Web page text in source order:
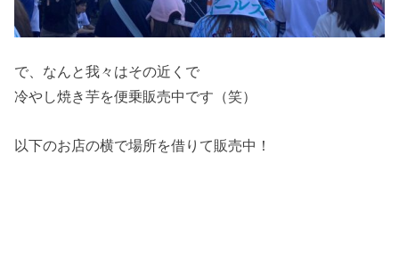
で、なんと我々はその近くで
冷やし焼き芋を便乗販売中です（笑）
以下のお店の横で場所を借りて販売中！